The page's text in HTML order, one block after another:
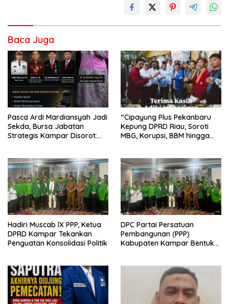
Baca Juga
Pasca Ardi Mardiansyah Jadi
Sekda, Bursa Jabatan
Strategis Kampar Disorot:
“Cipayung Plus Pekanbaru
Kepung DPRD Riau, Soroti
MBG, Korupsi, BBM hingga
Hadiri Muscab lX PPP, Ketua
DPRD Kampar Tekankan
Penguatan Konsolidasi Politik
DPC Partai Persatuan
Pembangunan (PPP)
Kabupaten Kampar Bentuk